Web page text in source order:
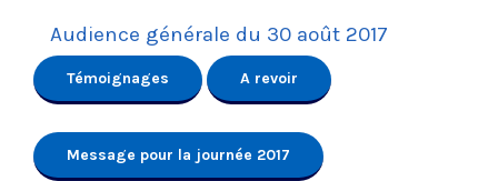
Audience générale du 30 août 2017
Témoignages A revoir
Message pour la journée 2017